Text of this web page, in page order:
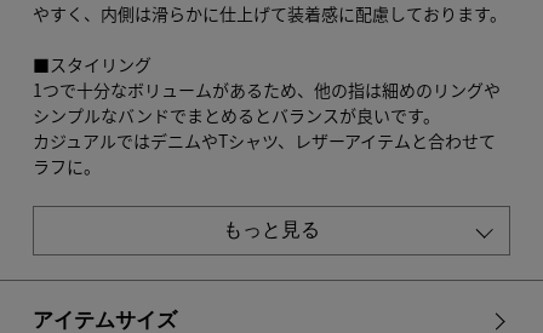
やすく、内側は滑らかに仕上げて装着感に配慮しております。
■スタイリング
1つで十分なボリュームがあるため、他の指は細めのリングや
シンプルなバンドでまとめるとバランスが良いです。
カジュアルではデニムやTシャツ、レザーアイテムと合わせて
ラフに。
サイズ違いを複数本重ね付けしてねじれの連続感を出すのもお
※お取り扱い上のご注意
もっと見る
アイテムサイズ